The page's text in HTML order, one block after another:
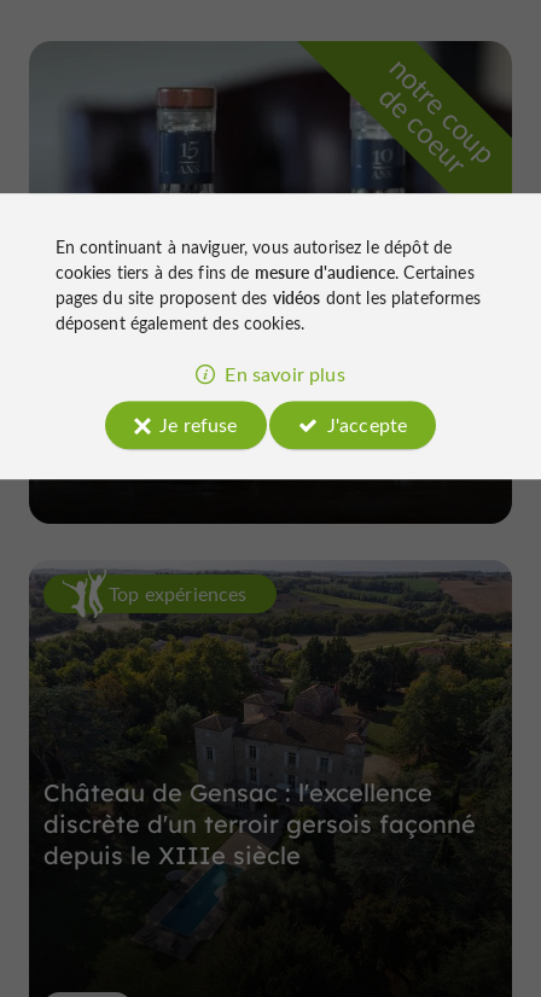
n
o
t
r
e
c
o
u
p
d
e
c
o
e
u
r
Château de Gensac
à Condom
Top expériences
Château de Gensac : l'excellence
discrète d'un terroir gersois façonné
depuis le XIIIe siècle
En continuant à naviguer, vous autorisez le dépôt de
cookies tiers à des fins de mesure d'audience. Certaines
pages du site proposent des vidéos dont les plateformes
déposent également des cookies.
En savoir plus
Je refuse
J'accepte